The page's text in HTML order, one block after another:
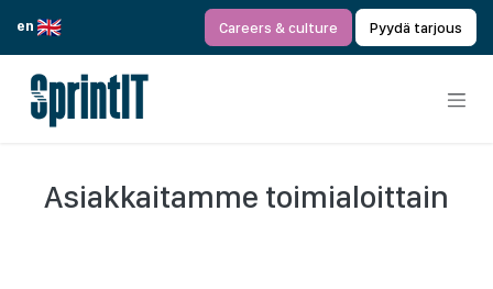
en
Careers & culture Pyydä tarjous
Asiakkaitamme toimialoittain